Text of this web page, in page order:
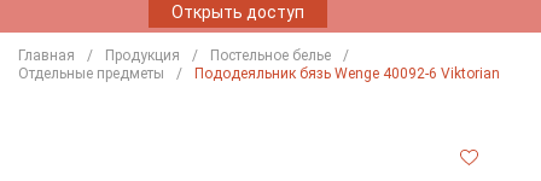
Открыть доступ
Главная Продукция
Постельное белье
Отдельные предметы
Пододеяльник бязь Wenge 40092-6 Viktorian